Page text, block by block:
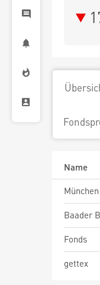
Name
München
Baader
Fonds
gettex